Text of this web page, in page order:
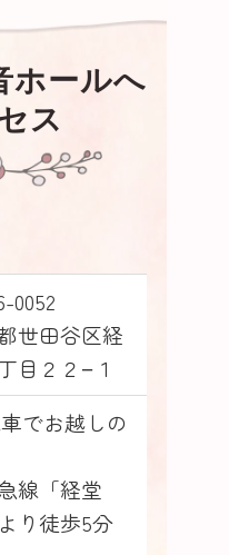
ホールへ
ス
0052
世田谷区経
目２２−１
でお越しの
線「経堂
り徒歩5分